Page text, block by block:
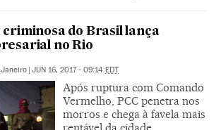
do Brasil lança
no Rio
| JUN 16, 2017 - 09:14 EDT
Após ruptura com Comando
Vermelho, PCC penetra nos
morros e chega à favela mais
rentável da cidade